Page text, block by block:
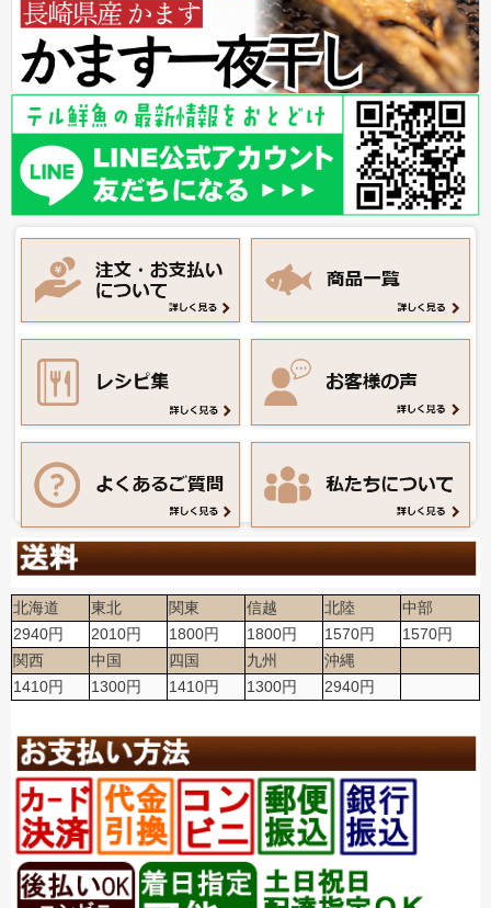
北海道 東北 関東 信越 北陸
中部
2940円
2010円 1800円 1800円 1570円
1570円
関西
中国 四国 九州
沖縄
1410円
1300円 1410円 1300円 2940円